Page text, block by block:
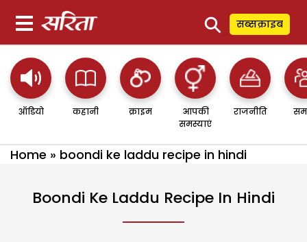
⚲ सब्सक्राइब
ऑडियो कहानी क्राइम
आपकी
समस्याएं
राजनीति
Home » boondi ke laddu recipe in hindi
Boondi Ke Laddu Recipe In Hindi